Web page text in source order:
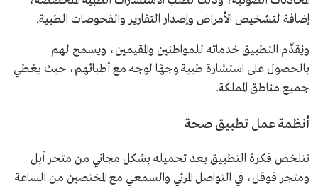
إضافة لتشخيص الأمراض وإصدار التقارير والفحوصات الطبية.
ويُقدِّم التطبيق خدماته للمواطنين والمقيمين، ويسمح لهم
بالحصول على استشارة طبية وجهًا لوجه مع أطبائهم، حيث يغطي
جميع مناطق المملكة.
أنظمة عمل تطبيق صحة
تتلخص فكرة التطبيق بعد تحميله بشكل مجاني من متجر أبل
ومتجر قوقل، في التواصل المرئي والسمعي مع المختصين من الساعة